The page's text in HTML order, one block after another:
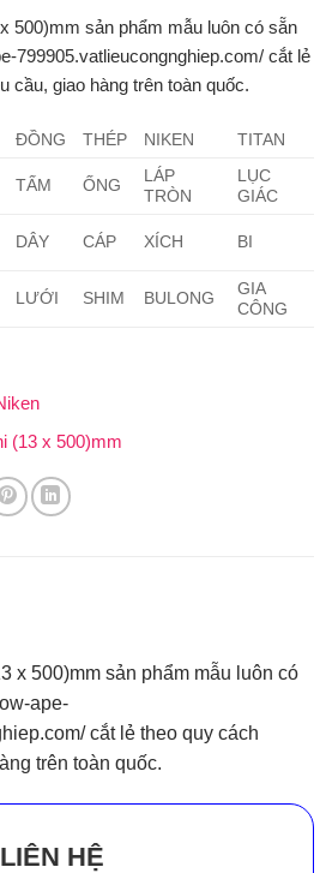
500)mm sản phẩm mẫu luôn có sẵn
799905.vatlieucongnghiep.com/ cắt lẻ
cầu, giao hàng trên toàn quốc.
ĐỒNG THÉP NIKEN TITAN
TẤM ỐNG
LÁP
TRÒN
LỤC
GIÁC
DÂY CÁP XÍCH BI
LƯỚI SHIM BULONG
GIA
CÔNG
(13 x 500)mm
x 500)mm sản phẩm mẫu luôn có
ape-
cắt lẻ theo quy cách
trên toàn quốc.
HỆ